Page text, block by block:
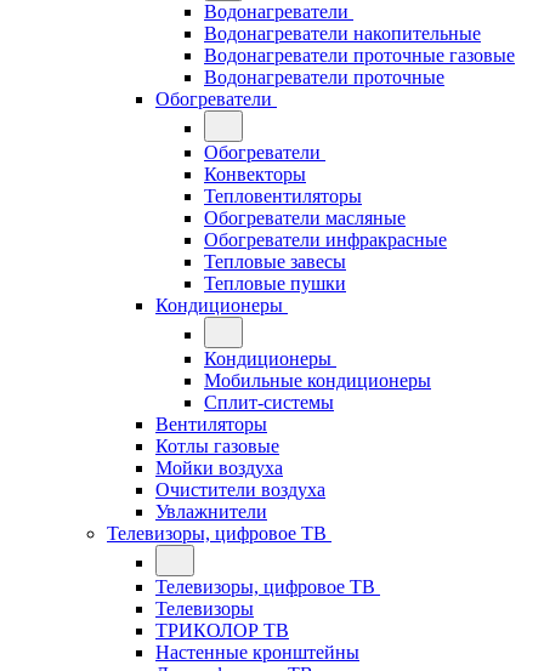
Водонагреватели
Водонагреватели накопительные
Водонагреватели проточные газовые
Водонагреватели проточные
Обогреватели
Обогреватели
Конвекторы
Тепловентиляторы
Обогреватели масляные
Обогреватели инфракрасные
Тепловые завесы
Тепловые пушки
Кондиционеры
Кондиционеры
Мобильные кондиционеры
Сплит-системы
Вентиляторы
Котлы газовые
Мойки воздуха
Очистители воздуха
Увлажнители
Телевизоры, цифровое ТВ
Телевизоры, цифровое ТВ
Телевизоры
ТРИКОЛОР ТВ
Настенные кронштейны